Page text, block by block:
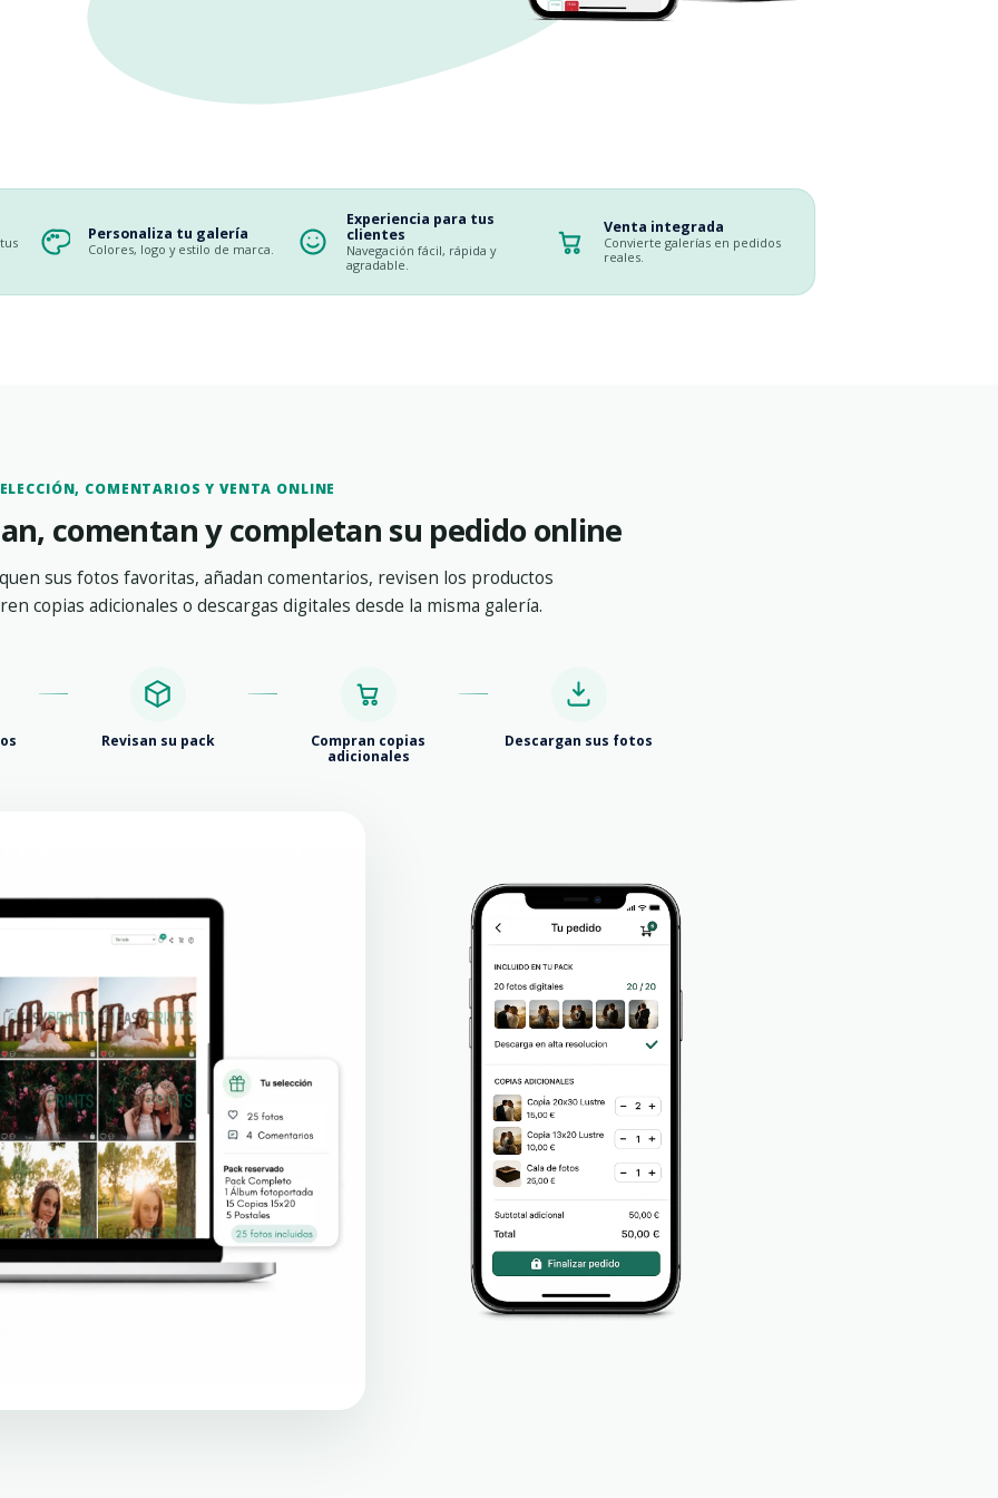
Personaliza tu galería
Colores, logo y estilo de marca.
Experiencia para tus
clientes
Navegación fácil, rápida y
agradable.
Venta integrada
Convierte galerías en pedidos
reales.
COMENTARIOS Y VENTA ONLINE
comentan y completan su pedido online
sus fotos favoritas, añadan comentarios, revisen los productos
copias adicionales o descargas digitales desde la misma galería.
Revisan su pack
Compran copias
adicionales
Descargan sus fotos